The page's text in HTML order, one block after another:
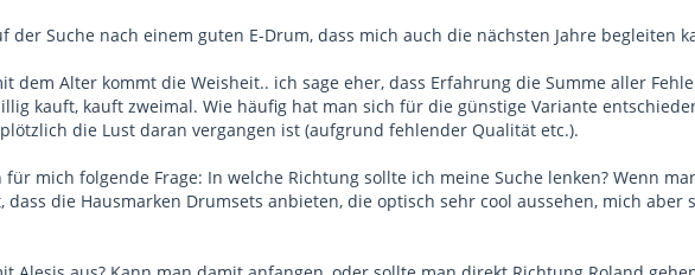
der Suche nach einem guten E-Drum, dass mich auch die nächsten Jahre begleiten
dem Alter kommt die Weisheit.. ich sage eher, dass Erfahrung die Summe aller
kauft, kauft zweimal. Wie häufig hat man sich für die günstige Variante
die Lust daran vergangen ist (aufgrund fehlender Qualität etc.).
für mich folgende Frage: In welche Richtung sollte ich meine Suche lenken? Wenn
dass die Hausmarken Drumsets anbieten, die optisch sehr cool aussehen, mich